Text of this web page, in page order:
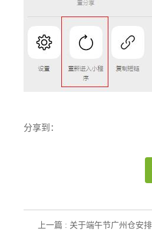
分享到：
上一篇 : 关于端午节广州仓安排